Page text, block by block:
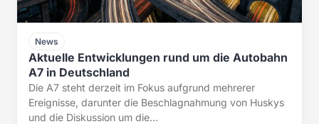
News
Aktuelle Entwicklungen rund um die Autobahn
A7 in Deutschland
Die A7 steht derzeit im Fokus aufgrund mehrerer
Ereignisse, darunter die Beschlagnahmung von Huskys
und die Diskussion um die...